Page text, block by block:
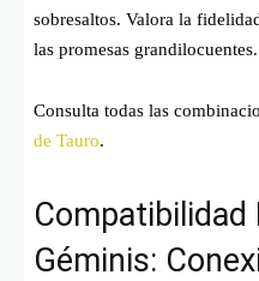
sobresaltos. Valora la
las promesas grandilocuentes.
Consulta todas las
de Tauro.
Compatibilidad
Géminis: